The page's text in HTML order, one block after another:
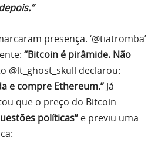
presença. ‘@tiatromba’
“Bitcoin é pirâmide. Não
@lt_ghost_skull declarou:
e compre Ethereum.” Já
que o preço do Bitcoin
políticas” e previu uma